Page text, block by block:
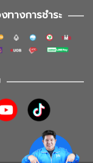
ทางการชำระ